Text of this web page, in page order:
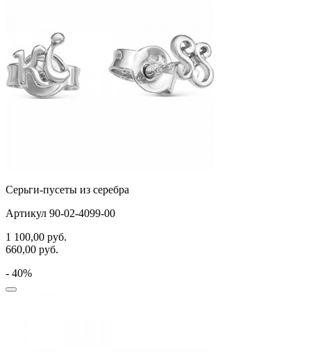
Серьги-пусеты из серебра
Артикул 90-02-4099-00
1 100,00 руб.
660,00 руб.
- 40%